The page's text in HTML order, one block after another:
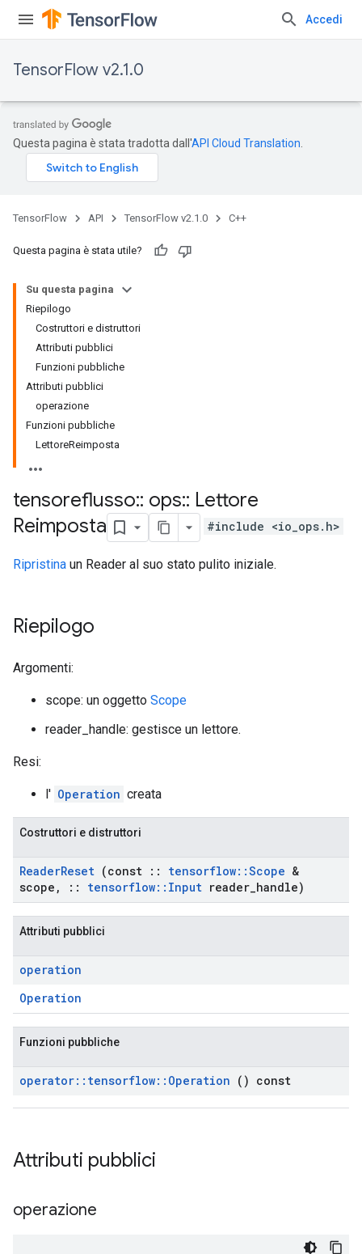
Accedi
TensorFlow v2.1.0
Questa pagina è stata tradotta dall'API Cloud Translation
TensorFlow API TensorFlow v2.1.0 C++
Questa pagina è stata utile?
Su questa pagina
Riepilogo
Costruttori e distruttori
Attributi pubblici
Funzioni pubbliche
Attributi pubblici
operazione
Funzioni pubbliche
LettoreReimposta
tensoreflusso:: ops:: Lettore
Reimposta
#include <io_ops.h>
Ripristina un Reader al suo stato pulito iniziale.
Riepilogo
Argomenti:
scope: un oggetto Scope
reader_handle: gestisce un lettore.
Resi:
l' Operation creata
Costruttori e distruttori
ReaderReset (const :: tensorflow::Scope &
scope , :: tensorflow:: Input reader handle)
Attributi pubblici
operation
Operation
Funzioni pubbliche
operator:: tensorflow:: Operation () const
Attributi pubblici
operazione